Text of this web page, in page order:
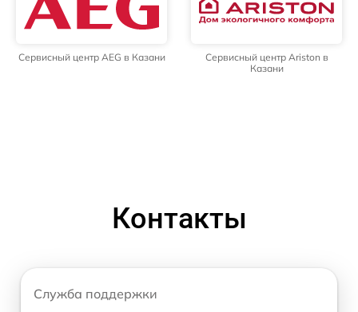
Сервисный центр AEG в Казани
Сервисный центр Ariston в
Казани
Контакты
Служба поддержки